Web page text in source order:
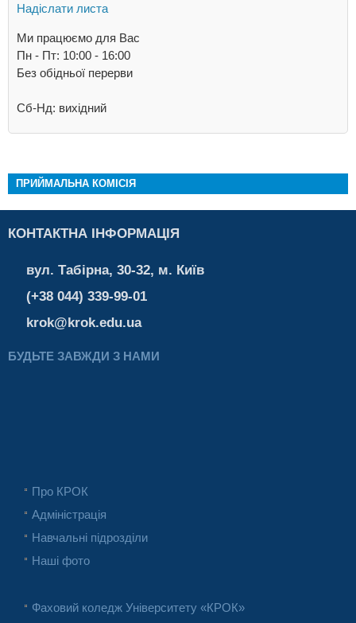
Надіслати листа
Ми працюємо для Вас
Пн - Пт: 10:00 - 16:00
Без обідньої перерви
Сб-Нд: вихідний
ПРИЙМАЛЬНА КОМІСІЯ
КОНТАКТНА ІНФОРМАЦІЯ
вул. Табірна, 30-32, м. Київ
(+38 044) 339-99-01
krok@krok.edu.ua
БУДЬТЕ ЗАВЖДИ З НАМИ
Про КРОК
Адміністрація
Навчальні підрозділи
Наші фото
Фаховий коледж Університету «КРОК»